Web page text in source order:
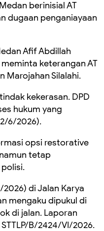
berinisial AT
dugaan penganiayaan
Afif Abdillah
keterangan AT
Marojahan Silalahi.
kekerasan. DPD
hukum yang
6/2026).
opsi restorative
tetap
di Jalan Karya
mengaku dipukul di
di jalan. Laporan
B/2424/VI/2026.